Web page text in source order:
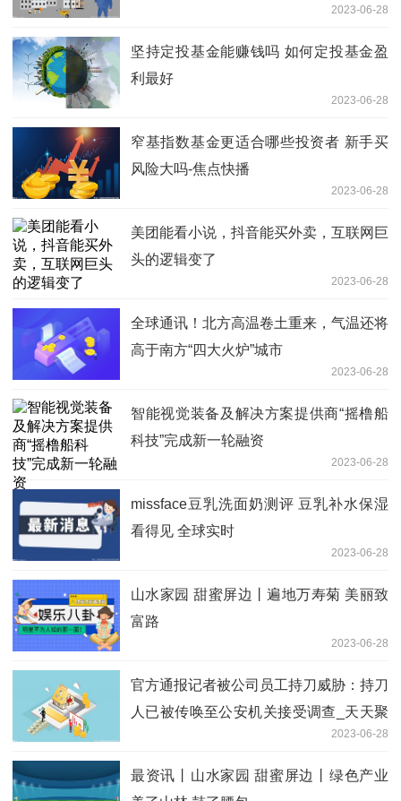
2023-06-28
坚持定投基金能赚钱吗 如何定投基金盈
利最好
2023-06-28
窄基指数基金更适合哪些投资者 新手买
风险大吗-焦点快播
2023-06-28
美团能看小说，抖音能买外卖，互联网巨
头的逻辑变了
2023-06-28
全球通讯！北方高温卷土重来，气温还将
高于南方“四大火炉”城市
2023-06-28
智能视觉装备及解决方案提供商“摇橹船
科技”完成新一轮融资
2023-06-28
missface豆乳洗面奶测评 豆乳补水保湿
看得见 全球实时
2023-06-28
山水家园 甜蜜屏边丨遍地万寿菊 美丽致
富路
2023-06-28
官方通报记者被公司员工持刀威胁：持刀
人已被传唤至公安机关接受调查_天天聚
2023-06-28
最资讯丨山水家园 甜蜜屏边丨绿色产业